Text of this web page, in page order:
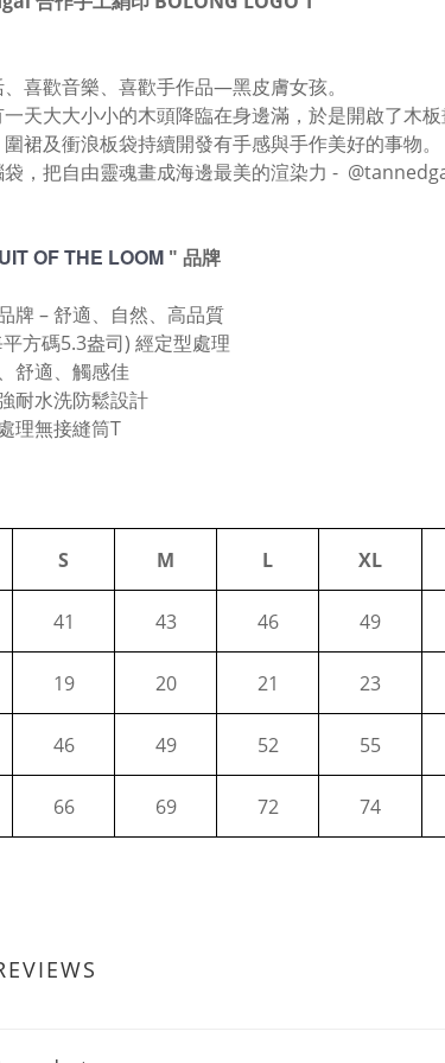
喜歡音樂、喜歡手作品—黑皮膚女孩。
天大大小小的木頭降臨在身邊滿，於是開啟了木板
裙及衝浪板袋持續開發有手感與手作美好的事物。
，把自由靈魂畫成海邊最美的渲染力 -
OF THE LOOM " 品牌
牌 – 舒適、自然、高品質
方碼5.3盎司) 經定型處理
舒適、觸感佳
耐水洗防鬆設計
理無接縫筒T
S M L XL
41 43 46 49
19 20 21 23
46 49 52 55
66 69 72 74